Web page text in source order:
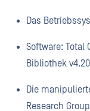
Das
Software: Total
Bibliothek
Die
Research